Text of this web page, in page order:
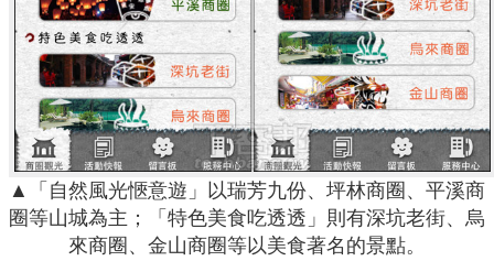
▲「自然風光愜意遊」以瑞芳九份、坪林商圈、平溪商
圈等山城為主；「特色美食吃透透」則有深坑老街、烏
來商圈、金山商圈等以美食著名的景點。